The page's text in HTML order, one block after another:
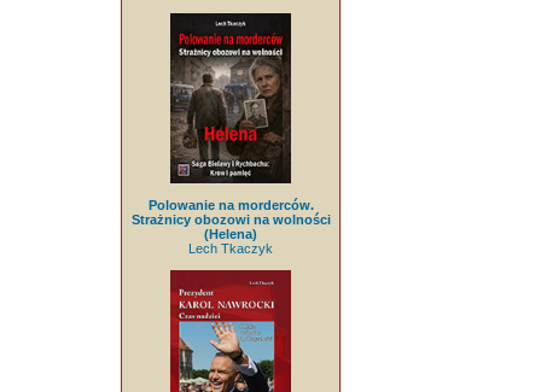
Polowanie na morderców.
Strażnicy obozowi na wolności
(Helena)
Lech Tkaczyk